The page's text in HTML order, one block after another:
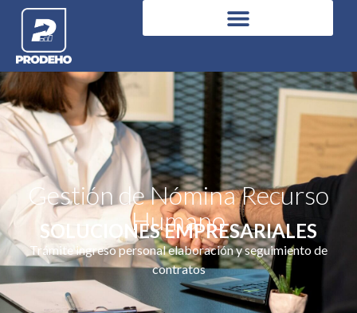
Gestión de Nómina Recurso
Humano
SOLUCIONES EMPRESARIALES
Trámite ingreso personal elaboración y seguimiento de
contratos